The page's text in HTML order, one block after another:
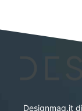
Designmag.it